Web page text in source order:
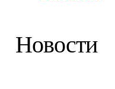
Новости